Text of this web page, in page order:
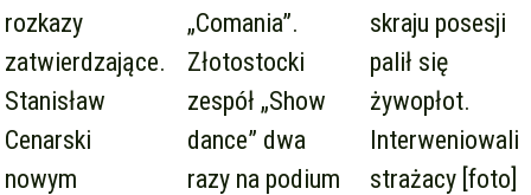
rozkazy
zatwierdzające.
Stanisław
Cenarski
nowym
„Comania”.
Złotostocki
zespół „Show
dance” dwa
razy na podium
skraju posesji
palił się
żywopłot.
Interweniowali
strażacy [foto]